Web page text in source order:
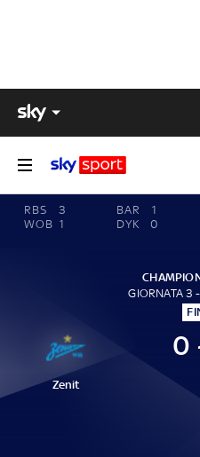
RBS
3
WOB 1
BAR
1
DYK
0
GIORNATA 3
Zenit
0